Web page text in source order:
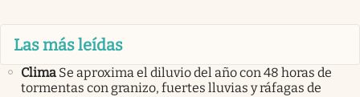
Las más leídas
Clima Se aproxima el diluvio del año con 48 horas de
tormentas con granizo, fuertes lluvias y ráfagas de